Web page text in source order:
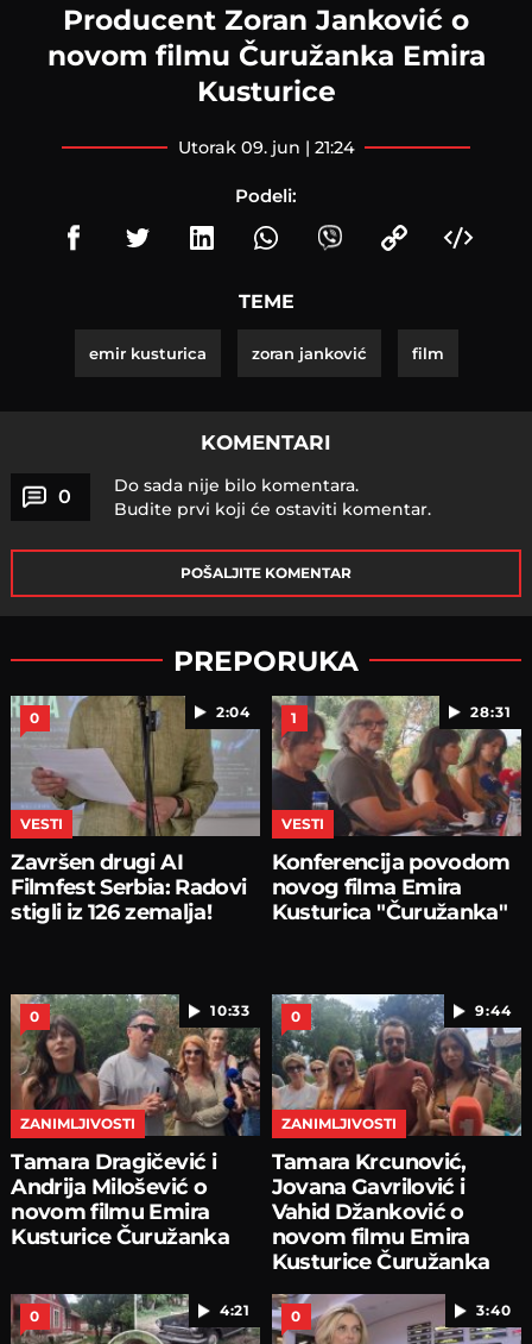
Producent Zoran Janković o
novom filmu Čuružanka Emira
Kusturice
utorak 09. jun | 21:24
Podeli:
TEME
emir kusturica zoran janković film
KOMENTARI
0
Do sada nije bilo komentara.
Budite prvi koji će ostaviti komentar.
POŠALJITE KOMENTAR
PREPORUKA
2:04
0
VESTI
Završen drugi AI
Filmfest Serbia: Radovi
stigli iz 126 zemalja!
28:31
1
VESTI
Konferencija povodom
novog filma Emira
Kusturica "Čuružanka"
10:33
0
ZANIMLJIVOSTI
Tamara Dragičević i
Andrija Milošević o
novom filmu Emira
Kusturice Čuružanka
9:44
0
ZANIMLJIVOSTI
Tamara Krcunović,
Jovana Gavrilović i
Vahid Džanković o
novom filmu Emira
Kusturice Čuružanka
4:21
0 3:40
0